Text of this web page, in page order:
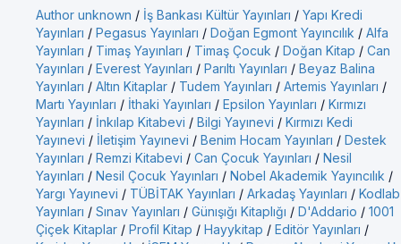
Author unknown / İş Bankası Kültür Yayınları / Yapı Kredi
Yayınları / Pegasus Yayınları / Doğan Egmont Yayıncılık / Alfa
Yayınları / Timaş Yayınları / Timaş Çocuk / Doğan Kitap / Can
Yayınları / Everest Yayınları / Parıltı Yayınları / Beyaz Balina
Yayınları / Altın Kitaplar / Tudem Yayınları / Artemis Yayınları /
Martı Yayınları / İthaki Yayınları / Epsilon Yayınları / Kırmızı
Yayınları / İnkılap Kitabevi / Bilgi Yayınevi / Kırmızı Kedi
Yayınevi / İletişim Yayınevi / Benim Hocam Yayınları / Destek
Yayınları / Remzi Kitabevi / Can Çocuk Yayınları / Nesil
Yayınları / Nesil Çocuk Yayınları / Nobel Akademik Yayıncılık /
Yargı Yayınevi / TÜBİTAK Yayınları / Arkadaş Yayınları / Kodlab
Yayınları / Sınav Yayınları / Günışığı Kitaplığı / D'Addario / 1001
Çiçek Kitaplar / Profil Kitap / Hayykitap / Editör Yayınları /